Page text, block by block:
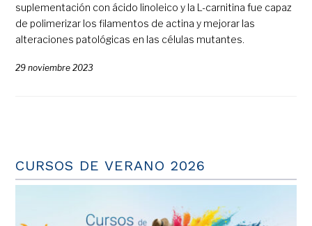
suplementación con ácido linoleico y la L-carnitina fue capaz
de polimerizar los filamentos de actina y mejorar las
alteraciones patológicas en las células mutantes.
29 noviembre 2023
CURSOS DE VERANO 2026